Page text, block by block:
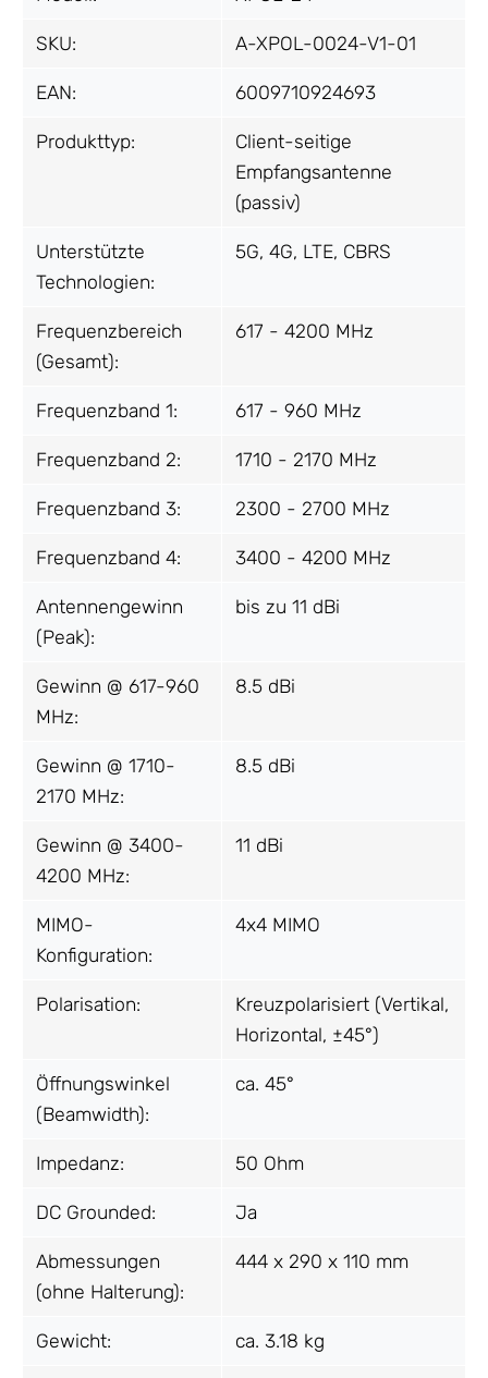
SKU: A-XPOL-0024-V1-01
EAN: 6009710924693
Produkttyp:
Client-seitige
Empfangsantenne
(passiv)
Unterstützte
Technologien:
5G, 4G, LTE, CBRS
Frequenzbereich
(Gesamt):
617 - 4200 MHz
Frequenzband 1: 617 - 960 MHz
Frequenzband 2: 1710 - 2170 MHz
Frequenzband 3: 2300 - 2700 MHz
Frequenzband 4: 3400 - 4200 MHz
Antennengewinn
(Peak):
bis zu 11 dBi
Gewinn @ 617-960
MHz:
8.5 dBi
Gewinn @ 1710-
2170 MHz:
8.5 dBi
Gewinn @ 3400-
4200 MHz:
11 dBi
MIMO-
Konfiguration:
4x4 MIMO
Polarisation:
Kreuzpolarisiert (Vertikal,
Horizontal, ±45°)
Öffnungswinkel
(Beamwidth):
ca. 45°
Impedanz: 50 Ohm
DC Grounded: Ja
Abmessungen
(ohne Halterung):
444 x 290 x 110 mm
Gewicht: ca. 3.18 kg